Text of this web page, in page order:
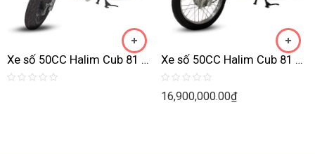
Xe số 50CC Halim Cub 81 đúc lùn Xe số 50CC Halim Cub 81 New
Rated
0
16,900,000.00₫